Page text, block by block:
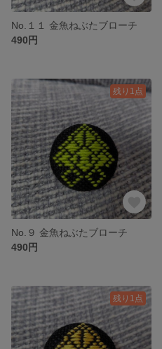
No.１１ 金魚ねぶたブローチ
490円
残り1点
No.９ 金魚ねぶたブローチ
490円
残り1点